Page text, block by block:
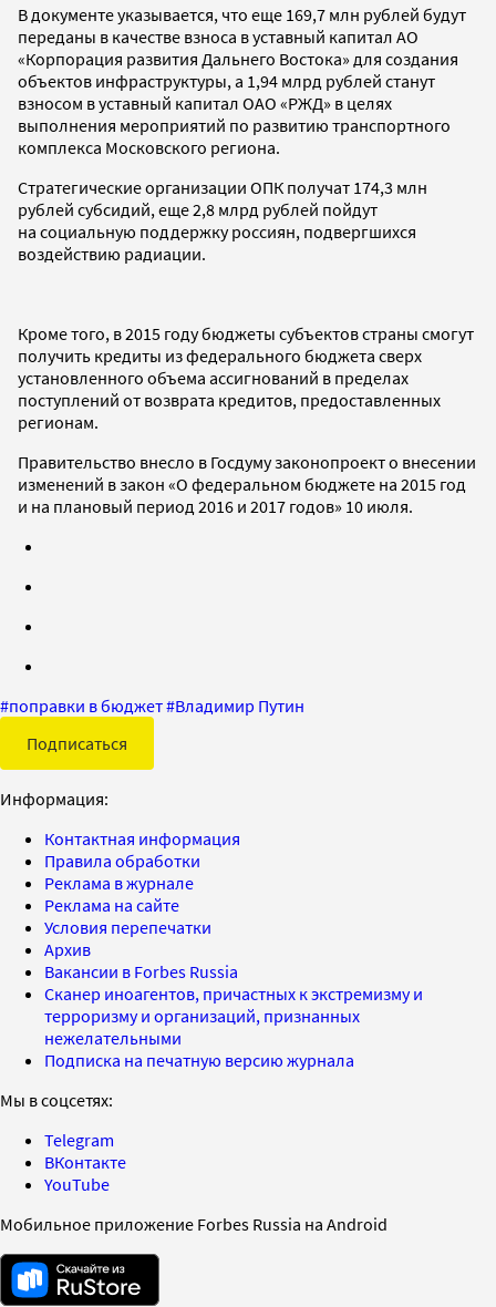
В документе указывается, что еще 169,7 млн рублей будут
переданы в качестве взноса в уставный капитал АО
«Корпорация развития Дальнего Востока» для создания
объектов инфраструктуры, а 1,94 млрд рублей станут
взносом в уставный капитал ОАО «РЖД» в целях
выполнения мероприятий по развитию транспортного
комплекса Московского региона.
Стратегические организации ОПК получат 174,3 млн
рублей субсидий, еще 2,8 млрд рублей пойдут
на социальную поддержку россиян, подвергшихся
воздействию радиации.
Кроме того, в 2015 году бюджеты субъектов страны смогут
получить кредиты из федерального бюджета сверх
установленного объема ассигнований в пределах
поступлений от возврата кредитов, предоставленных
регионам.
Правительство внесло в Госдуму законопроект о внесении
изменений в закон «О федеральном бюджете на 2015 год
и на плановый период 2016 и​ 2017 годов» 10 июля.
#поправки в бюджет#Владимир Путин
Подписаться
Информация:
Контактная информация
Правила обработки
Реклама в журнале
Реклама на сайте
Условия перепечатки
Архив
Вакансии в Forbes Russia
Сканер иноагентов, причастных к экстремизму и
терроризму и организаций, признанных
нежелательными
Подписка на печатную версию журнала
Мы в соцсетях:
Telegram
ВКонтакте
YouTube
Мобильное приложение Forbes Russia на Android